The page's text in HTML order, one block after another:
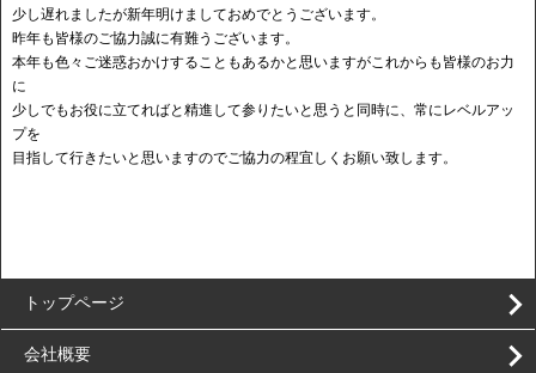
少し遅れましたが新年明けましておめでとうございます。
昨年も皆様のご協力誠に有難うございます。
本年も色々ご迷惑おかけすることもあるかと思いますがこれからも皆様のお力
に
少しでもお役に立てればと精進して参りたいと思うと同時に、常にレベルアッ
プを
目指して行きたいと思いますのでご協力の程宜しくお願い致します。
トップページ
会社概要